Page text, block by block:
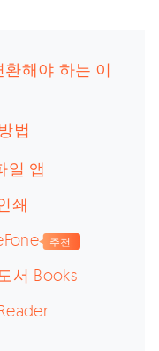
환해야 하는 이
법
일 앱
쇄
추천
서 Books